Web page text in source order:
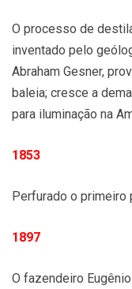
O processo de
inventado pelo
Abraham Gesner,
baleia; cresce a
para iluminação na
1853
Perfurado o primeiro
1897
O fazendeiro